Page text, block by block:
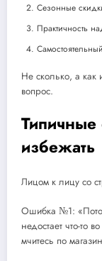
Сезонные
Практичность
Не сколько, а как
вопрос.
избежать
Лицом к лицу со
Ошибка №1:
недостает что-то
мчитесь по